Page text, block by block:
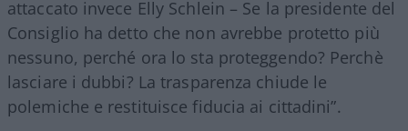
attaccato invece Elly Schlein – Se la presidente del
Consiglio ha detto che non avrebbe protetto più
nessuno, perché ora lo sta proteggendo? Perchè
lasciare i dubbi? La trasparenza chiude le
polemiche e restituisce fiducia ai cittadini”.